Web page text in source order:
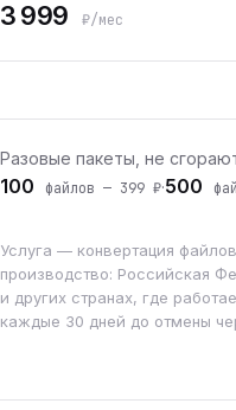
3 999 ₽/мес
Разовые пакеты, не
100 файлов — 399 ₽·500
Услуга — конвертация
производство: Российская
и других странах, где
каждые 30 дней до отмены